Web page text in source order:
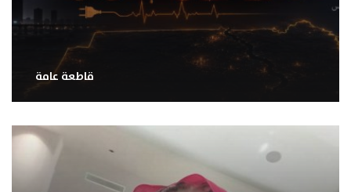
قاطعة عامة